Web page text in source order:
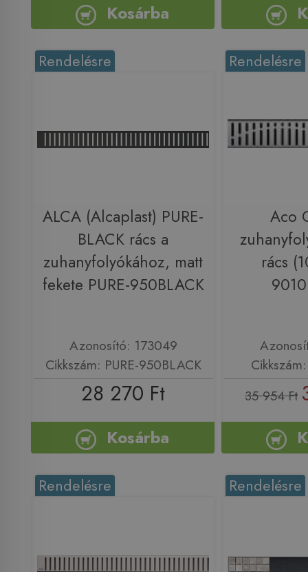
Kosárba
Rendelésre
ALCA (Alcaplast) PURE-
BLACK rács a
zuhanyfolyókához, matt
fekete PURE-950BLACK
Azonosító: 173049
Cikkszám: PURE-950BLACK
28 270 Ft
Kosárba
Rendelésre
Aco
rács
35 954 Ft
Rendelésre Rendelésre